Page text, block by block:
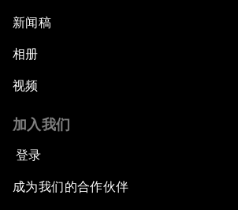
新闻稿
相册
视频
加入我们
登录
成为我们的合作伙伴